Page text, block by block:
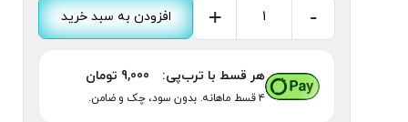
-
+ افزودن به سبد خرید
هر قسط با ترب‌پی: 9,000 تومان
۴ قسط ماهانه. بدون سود، چک و ضامن.